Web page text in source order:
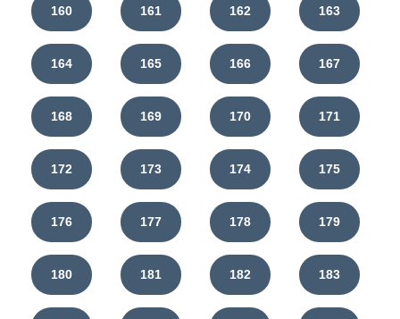
160 161 162 163
164 165 166 167
168 169 170 171
172 173 174 175
176 177 178 179
180 181 182 183